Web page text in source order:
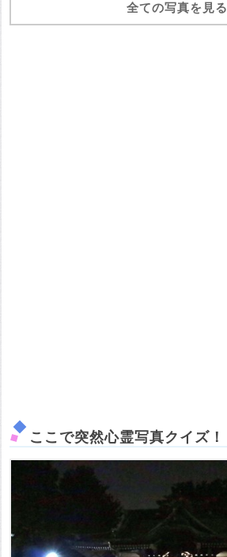
全ての写真を見る
ここで突然心霊写真クイズ！